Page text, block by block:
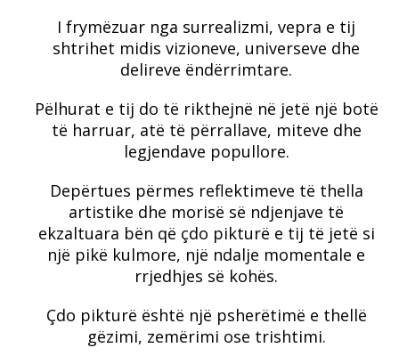
I frymëzuar nga surrealizmi, vepra e tij
shtrihet midis vizioneve, universeve dhe
delireve ëndërrimtare.
Pëlhurat e tij do të rikthejnë në jetë një botë
të harruar, atë të përrallave, miteve dhe
legjendave popullore.
Depërtues përmes reflektimeve të thella
artistike dhe morisë së ndjenjave të
ekzaltuara bën që çdo pikturë e tij të jetë si
një pikë kulmore, një ndalje momentale e
rrjedhjes së kohës.
Çdo pikturë është një psherëtimë e thellë
gëzimi, zemërimi ose trishtimi.